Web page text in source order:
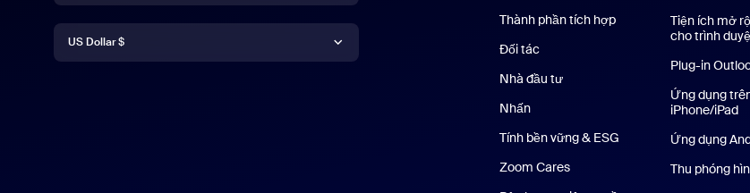
Deutsch
Tiền tệ
US Dollar $
Thành phần tích hợp
Đối tác
Nhà đầu tư
Nhấn
Tính bền vững & ESG Tính bền vững & ESG
Zoom Cares
Tiện ích mở
cho trình
Plug-in
Ứng dụng
iPhone/iPad
Ứng dụng
Thu phóng